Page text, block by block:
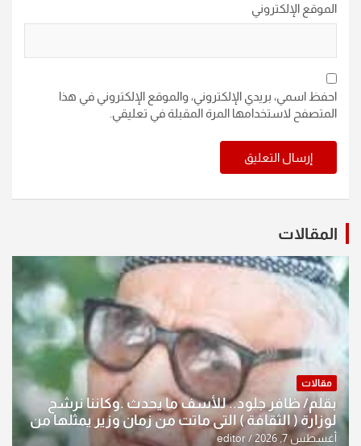
الموقع الإلكتروني
احفظ اسمي، بريدي الإلكتروني، والموقع الإلكتروني في هذا
المتصفح لاستخدامها المرة المقبلة في تعليقي.
المقالات
مقالات
بقلم/ ظافر جلود.. للأسف ما يحدث .وكاننا نرشح
لوزارة ( الثقافة ) التي ماتت من زمان وزير يمثلها من
النخبة والإرث العظيم للثقافة العراقية..
أغسطس 7, 2026 editor